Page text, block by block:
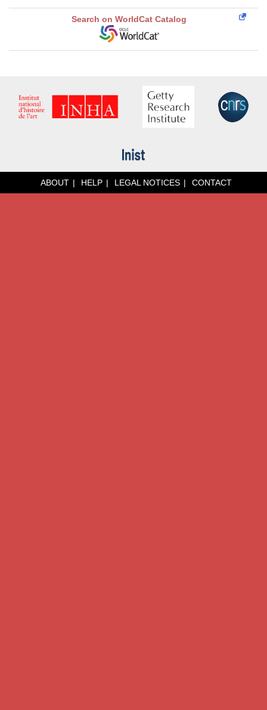
Search on WorldCat Catalog
ABOUT HELP LEGAL NOTICES CONTACT